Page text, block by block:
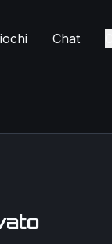
Chat